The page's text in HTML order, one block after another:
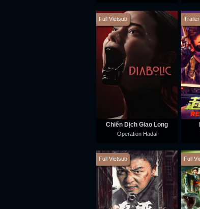
Full Vietsub
Chiến Dịch Giao Long
Operation Hadal
Full Vietsub Full